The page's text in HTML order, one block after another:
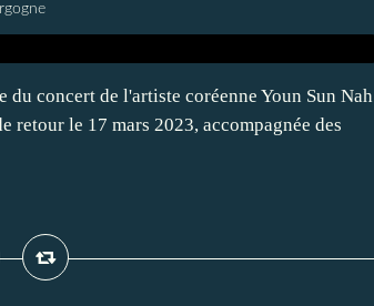
concert de l'artiste coréenne Youn Sun Nah
retour le 17 mars 2023, accompagnée des